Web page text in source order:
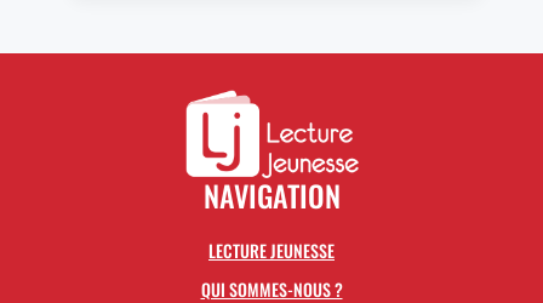
NAVIGATION
LECTURE JEUNESSE
QUI SOMMES-NOUS ?